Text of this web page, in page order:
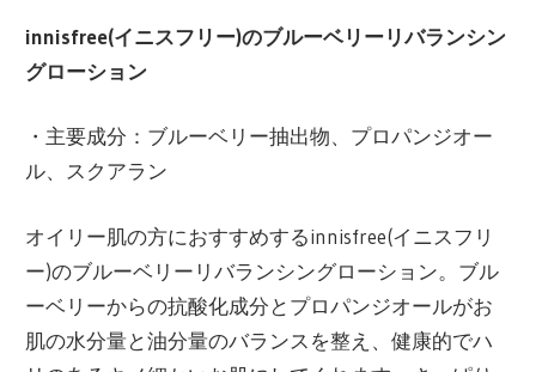
innisfree(イニスフリー)のブルーベリーリバランシン
グローション
・主要成分：ブルーベリー抽出物、プロパンジオー
ル、スクアラン
オイリー肌の方におすすめするinnisfree(イニスフリ
ー)のブルーベリーリバランシングローション。ブル
ーベリーからの抗酸化成分とプロパンジオールがお
肌の水分量と油分量のバランスを整え、健康的でハ